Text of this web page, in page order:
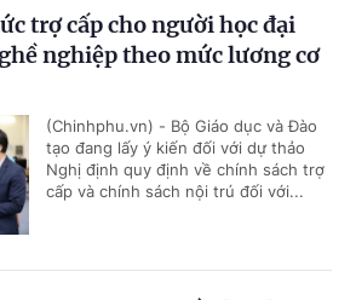
trợ cấp cho người học đại
nghiệp theo mức lương cơ
(Chinhphu.vn) - Bộ Giáo dục và Đào
tạo đang lấy ý kiến đối với dự thảo
Nghị định quy định về chính sách trợ
cấp và chính sách nội trú đối với...